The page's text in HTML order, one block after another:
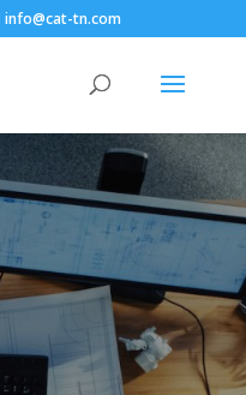
info@cat-tn.com